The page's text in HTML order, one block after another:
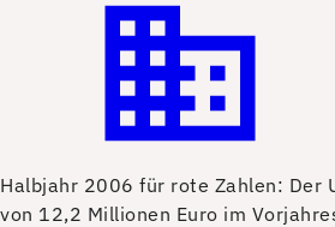
Halbjahr 2006 für rote Zahlen: Der
von 12,2 Millionen Euro im